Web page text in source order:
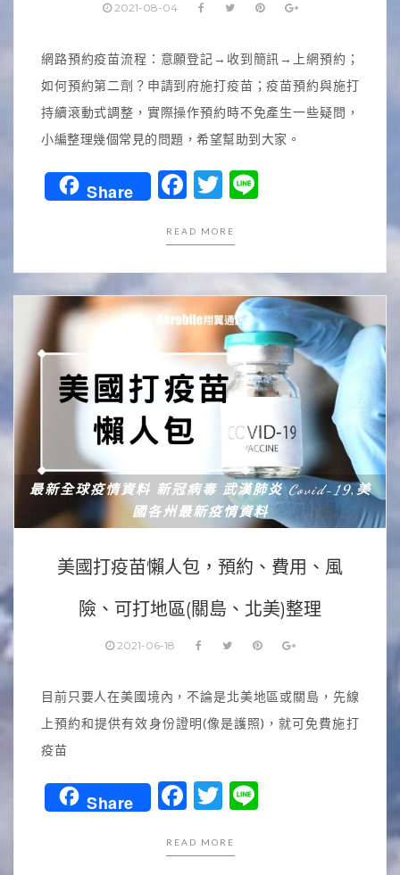
2021-08-04
網路預約疫苗流程：意願登記→收到簡訊→上網預約；
如何預約第二劑？申請到府施打疫苗；疫苗預約與施打
持續滾動式調整，實際操作預約時不免產生一些疑問，
小編整理幾個常見的問題，希望幫助到大家。
Share Facebook
Twitter
Line
READ MORE
最新全球疫情資料 新冠病毒 武漢肺炎 Covid-19, 美
國各州最新疫情資料
美國打疫苗懶人包，預約、費用、風
險、可打地區(關島、北美)整理
2021-06-18
目前只要人在美國境內，不論是北美地區或關島，先線
上預約和提供有效身份證明(像是護照)，就可免費施打
疫苗
Share Facebook
Twitter
Line
READ MORE